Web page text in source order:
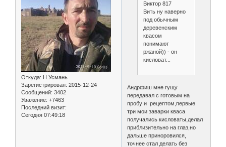
Откуда: Н.Усмань
Зарегистрирован: 2015-12-24
Сообщений: 3402
Уважение: +7463
Последний визит:
Сегодня 07:49:18
Виктор 817
Вить ну наверно
под обычным
деревенским
квасом
понимают
ржаной)) - он
кисловат...
Андрфиш мне гущу
передавал с готовым на
пробу и рецептом,первые
три мои заварки кваса
получались кисловаты,делал
приблизительно на глаз,но
дальше приноровился,
точнее стал делать без